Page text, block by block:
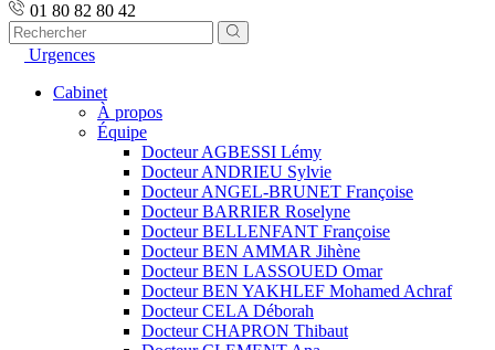
01 80 82 80 42
Urgences
Cabinet
À propos
Équipe
Docteur AGBESSI Lémy
Docteur ANDRIEU Sylvie
Docteur ANGEL-BRUNET Françoise
Docteur BARRIER Roselyne
Docteur BELLENFANT Françoise
Docteur BEN AMMAR Jihène
Docteur BEN LASSOUED Omar
Docteur BEN YAKHLEF Mohamed Achraf
Docteur CELA Déborah
Docteur CHAPRON Thibaut